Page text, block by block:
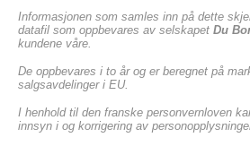
Informasjonen som samles inn på dette
datafil som oppbevares av selskapet Du
kundene våre.
De oppbevares i to år og er beregnet på
salgsavdelinger i EU.
I henhold til den franske personvernloven
innsyn i og korrigering av